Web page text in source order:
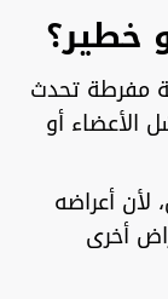
خطير؟
مفرطة تحدث
الأعضاء أو
أعراضه
أخرى